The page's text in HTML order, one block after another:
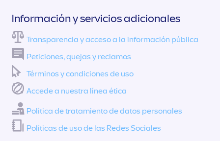
Información y servicios adicionales
Transparencia y acceso a la información pública
Peticiones, quejas y reclamos
Términos y condiciones de uso
Accede a nuestra línea ética
Política de tratamiento de datos personales
Políticas de uso de las Redes Sociales